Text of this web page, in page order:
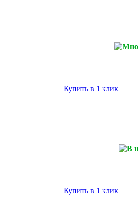
Купить в 1 клик
Купить в 1 клик